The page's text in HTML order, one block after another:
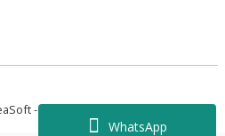
WhatsApp
- Tüm Hakları Saklıdır.